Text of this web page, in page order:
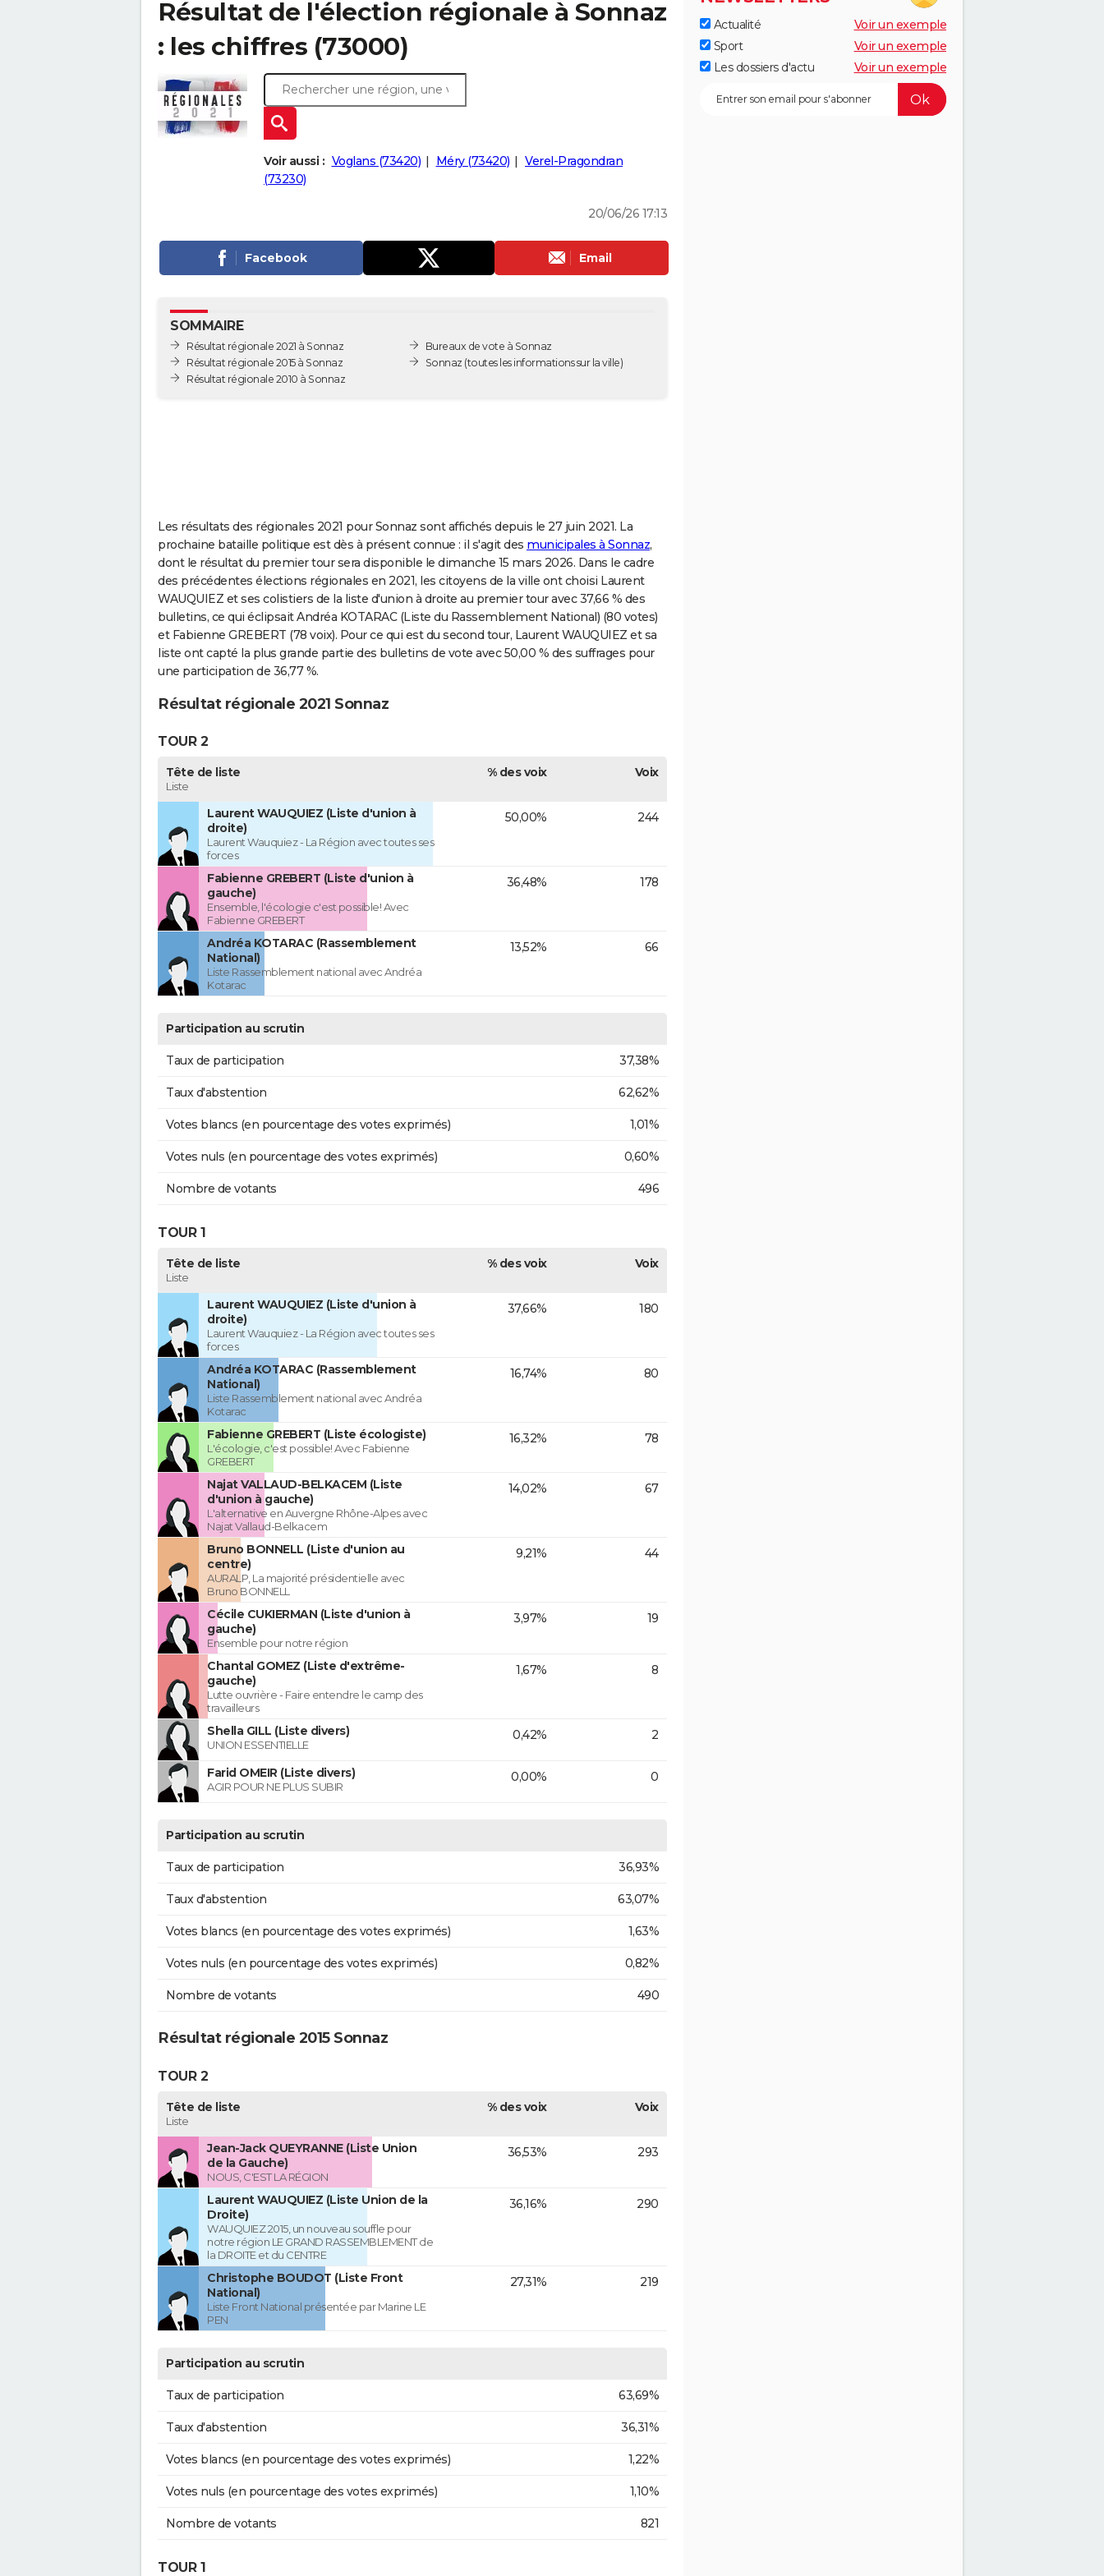
Résultat de l'élection régionale à Sonnaz
: les chiffres (73000)
Voir aussi : Voglans (73420) Méry (73420)
Verel-Pragondran
(73230)
20/06/26 17:13
Facebook Email
SOMMAIRE
Résultat régionale 2021 à Sonnaz
Résultat régionale 2015 à Sonnaz
Résultat régionale 2010 à Sonnaz
Bureaux de vote à Sonnaz
Sonnaz (toutes les informations sur la ville)
Les résultats des régionales 2021 pour Sonnaz sont affichés depuis le 27 juin 2021. La
prochaine bataille politique est dès à présent connue : il s'agit des municipales à Sonnaz,
dont le résultat du premier tour sera disponible le dimanche 15 mars 2026. Dans le cadre
des précédentes élections régionales en 2021, les citoyens de la ville ont choisi Laurent
WAUQUIEZ et ses colistiers de la liste d'union à droite au premier tour avec 37,66 % des
bulletins, ce qui éclipsait Andréa KOTARAC (Liste du Rassemblement National) (80 votes)
et Fabienne GREBERT (78 voix). Pour ce qui est du second tour, Laurent WAUQUIEZ et sa
liste ont capté la plus grande partie des bulletins de vote avec 50,00 % des suffrages pour
une participation de 36,77 %.
Résultat régionale 2021 Sonnaz
TOUR 2
Tête de liste
Liste
% des voix Voix
Laurent WAUQUIEZ (Liste d'union à
droite)
Laurent Wauquiez - La Région avec toutes ses
forces
50,00% 244
Fabienne GREBERT (Liste d'union à
gauche)
Ensemble, l'écologie c'est possible! Avec
Fabienne GREBERT
36,48% 178
Andréa KOTARAC (Rassemblement
National)
Liste Rassemblement national avec Andréa
Kotarac
13,52% 66
Participation au scrutin
Taux de participation 37,38%
Taux d'abstention 62,62%
Votes blancs (en pourcentage des votes exprimés) 1,01%
Votes nuls (en pourcentage des votes exprimés) 0,60%
Nombre de votants 496
TOUR 1
Tête de liste
Liste
% des voix Voix
Laurent WAUQUIEZ (Liste d'union à
droite)
Laurent Wauquiez - La Région avec toutes ses
forces
37,66% 180
Andréa KOTARAC (Rassemblement
National)
Liste Rassemblement national avec Andréa
Kotarac
16,74% 80
Fabienne GREBERT (Liste écologiste)
L'écologie, c'est possible! Avec Fabienne
GREBERT
16,32% 78
Najat VALLAUD-BELKACEM (Liste
d'union à gauche)
L'alternative en Auvergne Rhône-Alpes avec
Najat Vallaud-Belkacem
14,02% 67
Bruno BONNELL (Liste d'union au
centre)
AURALP, La majorité présidentielle avec
Bruno BONNELL
9,21% 44
Cécile CUKIERMAN (Liste d'union à
gauche)
Ensemble pour notre région
3,97% 19
Chantal GOMEZ (Liste d'extrême-
gauche)
Lutte ouvrière - Faire entendre le camp des
travailleurs
1,67% 8
Shella GILL (Liste divers)
UNION ESSENTIELLE
0,42% 2
Farid OMEIR (Liste divers)
AGIR POUR NE PLUS SUBIR
0,00% 0
Participation au scrutin
Taux de participation 36,93%
Taux d'abstention 63,07%
Votes blancs (en pourcentage des votes exprimés) 1,63%
Votes nuls (en pourcentage des votes exprimés) 0,82%
Nombre de votants 490
Résultat régionale 2015 Sonnaz
TOUR 2
Tête de liste
Liste
% des voix Voix
Jean-Jack QUEYRANNE (Liste Union
de la Gauche)
NOUS, C'EST LA RÉGION
36,53% 293
Laurent WAUQUIEZ (Liste Union de la
Droite)
WAUQUIEZ 2015, un nouveau souffle pour
notre région LE GRAND RASSEMBLEMENT de
la DROITE et du CENTRE
36,16% 290
Christophe BOUDOT (Liste Front
National)
Liste Front National présentée par Marine LE
PEN
27,31% 219
Participation au scrutin
Taux de participation 63,69%
Taux d'abstention 36,31%
Votes blancs (en pourcentage des votes exprimés) 1,22%
Votes nuls (en pourcentage des votes exprimés) 1,10%
Nombre de votants 821
TOUR 1
Actualité
Voir un exemple
Sport
Voir un exemple
Les dossiers d'actu
Voir un exemple